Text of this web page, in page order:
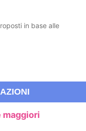
in base alle
maggiori